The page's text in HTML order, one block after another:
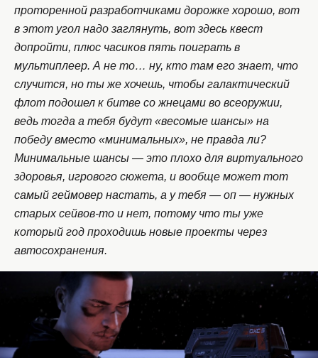
проторенной разработчиками дорожке хорошо, вот
в этот угол надо заглянуть, вот здесь квест
допройти, плюс часиков пять поиграть в
мультиплеер. А не то… ну, кто там его знает, что
случится, но ты же хочешь, чтобы галактический
флот подошел к битве со жнецами во всеоружии,
ведь тогда а тебя будут «весомые шансы» на
победу вместо «минимальных», не правда ли?
Минимальные шансы — это плохо для виртуального
здоровья, игрового сюжета, и вообще может тот
самый геймовер настать, а у тебя — оп — нужных
старых сейвов-то и нет, потому что ты уже
который год проходишь новые проекты через
автосохранения.